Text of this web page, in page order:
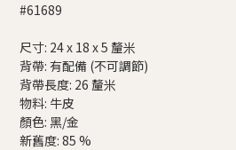
#61689
尺寸: 24 x 18 x 5 釐米
背帶: 有配備 (不可調節)
背帶長度: 26 釐米
物料: 牛皮
顏色: 黑/金
新舊度: 85 %